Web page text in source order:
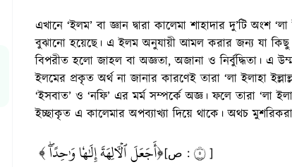
এখানে ‘ইলম’ বা জ্ঞান দ্বারা কালেমা শাহাদার দু’টি অংশ
বুঝানো হয়েছে। এ ইলম অনুযায়ী আমল করার জন্য যা
বিপরীত হলো জাহল বা অজ্ঞতা, অজানা ও নির্বুদ্ধিতা। এ
ইলমের প্রকৃত অর্থ না জানার কারণেই তারা ‘লা ইলাহা
‘ইসবাত’ ও ‘নফি’ এর মর্ম সম্পর্কে অজ্ঞ। ফলে তারা ‘লা
ইচ্ছাকৃত এ কালেমার অপব্যাখ্যা দিয়ে থাকে। অথচ
﴿أَجَعَلَ ٱلۡأٓلِهَةَ إِلَٰهٗا وَٰحِدًاۖ ﴾ [ص : ٥]